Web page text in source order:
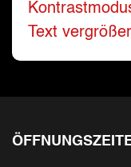
Text
Ihr
Bitte wählen
Datum